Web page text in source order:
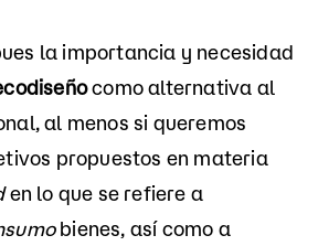
la importancia y necesidad
como alternativa al
al menos si queremos
propuestos en materia
en lo que se refiere a
bienes, así como a